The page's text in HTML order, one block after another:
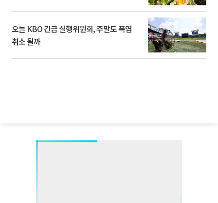
오늘 KBO 긴급 실행위원회, 주말도 폭염
취소 될까